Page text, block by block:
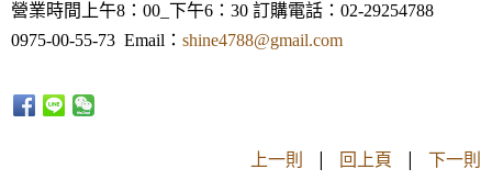
營業時間上午8：00_下午6：30 訂購電話：02-29254788
0975-00-55-73 Email： shine4788@gmail.com
上一則 | 回上頁 | 下一則